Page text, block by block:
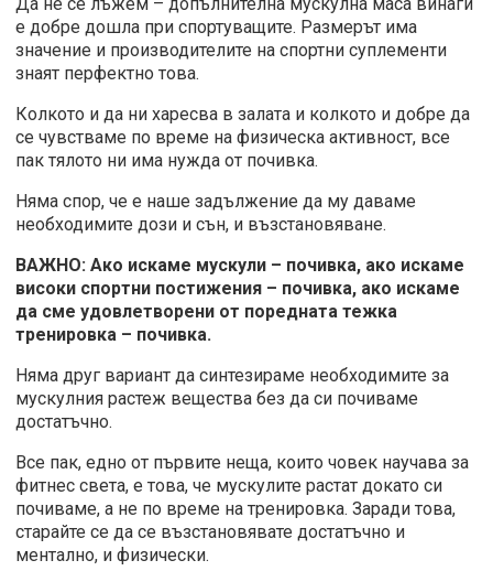
е добре дошла при спортуващите. Размерът има
значение и производителите на спортни суплементи
знаят перфектно това.
Колкото и да ни харесва в залата и колкото и добре да
се чувстваме по време на физическа активност, все
пак тялото ни има нужда от почивка.
Няма спор, че е наше задължение да му даваме
необходимите дози и сън, и възстановяване.
ВАЖНО: Ако искаме мускули – почивка, ако искаме
високи спортни постижения – почивка, ако искаме
да сме удовлетворени от поредната тежка
тренировка – почивка.
Няма друг вариант да синтезираме необходимите за
мускулния растеж вещества без да си почиваме
достатъчно.
Все пак, едно от първите неща, които човек научава за
фитнес света, е това, че мускулите растат докато си
почиваме, а не по време на тренировка. Заради това,
старайте се да се възстановявате достатъчно и
ментално, и физически.